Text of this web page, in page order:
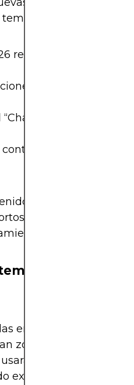
reunirá todos los clips
con duetos y
del Golazo”
diario desde
oficial en
entrevistas con
del
emociones: los Reels
zones y color de las
sus cuentas para
exclusivo: videos del